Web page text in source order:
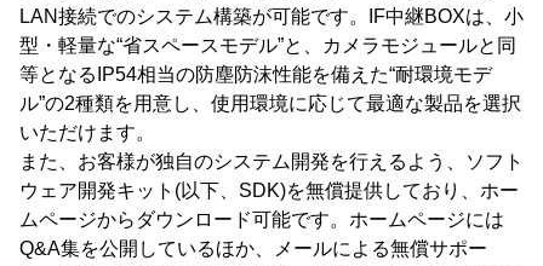
LAN接続でのシステム構築が可能です。IF中継BOXは、小
型・軽量な“省スペースモデル”と、カメラモジュールと同
等となるIP54相当の防塵防沫性能を備えた“耐環境モデ
ル”の2種類を用意し、使用環境に応じて最適な製品を選択
いただけます。
また、お客様が独自のシステム開発を行えるよう、ソフト
ウェア開発キット(以下、SDK)を無償提供しており、ホー
ムページからダウンロード可能です。ホームページには
Q&A集を公開しているほか、メールによる無償サポー